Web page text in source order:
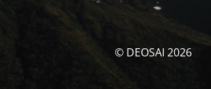
© DEOSAI 2026